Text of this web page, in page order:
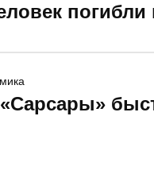
погибли